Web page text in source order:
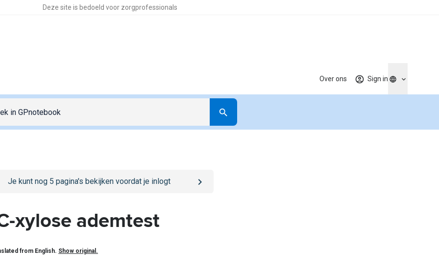
Deze site is bedoeld voor zorgprofessionals
Over ons Sign in
/sign-inpage
Je kunt nog 5 pagina's bekijken voordat je inlogt
xylose ademtest
from English. Show original.